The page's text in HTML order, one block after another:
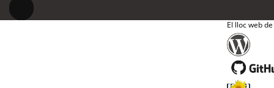
El lloc web